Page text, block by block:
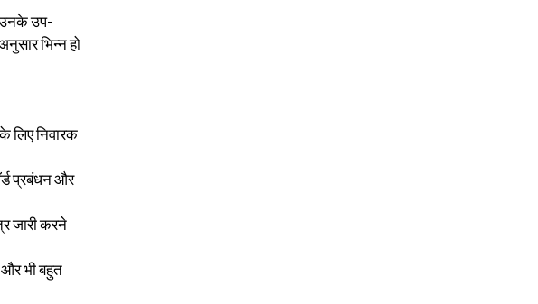
उनके उप-
भिन्न हो
लिए निवारक
प्रबंधन और
जारी करने
भी बहुत